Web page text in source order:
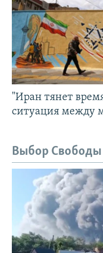
"Иран тянет
ситуация между
Выбор Свободы